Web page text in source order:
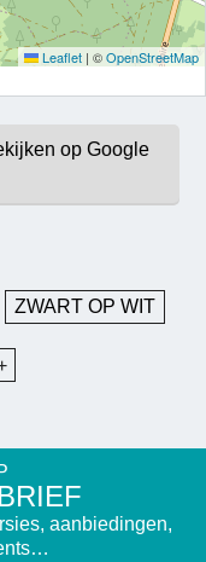
Leaflet | ©OpenStreetMap
op Google
ZWART OP WIT
aanbiedingen,